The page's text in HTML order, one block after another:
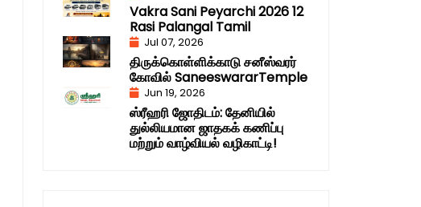
Vakra Sani Peyarchi 2026 12
Rasi Palangal Tamil
Jul 07, 2026
திருக்கொள்ளிக்காடு சனீஸ்வரர்
கோவில் SaneeswararTemple
Jun 19, 2026
ஸ்ரீஹரி ஜோதிடம்: தேனியில்
துல்லியமான ஜாதகக் கணிப்பு
மற்றும் வாழ்வியல் வழிகாட்டி!